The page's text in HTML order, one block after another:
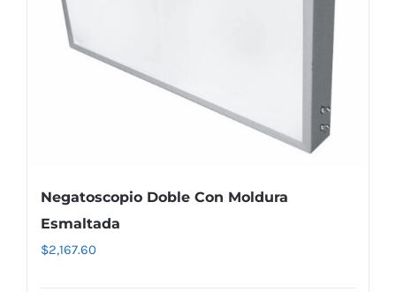
Negatoscopio Doble Con Moldura
Esmaltada
$2,167.60